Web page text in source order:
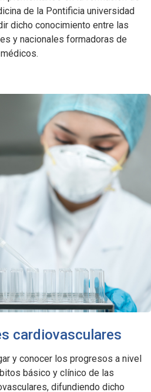
de la Pontificia universidad
dicho conocimiento entre las
y nacionales formadoras de
médicos.
cardiovasculares
y conocer los progresos a nivel
básico y clínico de las
difundiendo dicho